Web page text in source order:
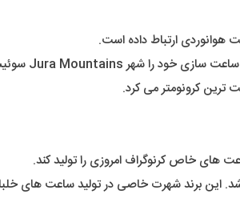
هوانوردی ارتباط داده است.
کرونومتر می کرد.
های خاص کرنوگراف امروزی را تولید کند.